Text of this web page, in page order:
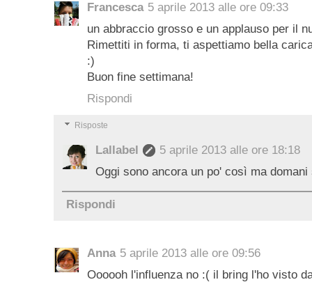
Francesca 5 aprile 2013 alle ore 09:33
un abbraccio grosso e un applauso per il
Rimettiti in forma, ti aspettiamo bella
:)
Buon fine settimana!
Rispondi
Risposte
Lallabel
5 aprile 2013 alle ore 18:18
Oggi sono ancora un po' così ma
Rispondi
Anna 5 aprile 2013 alle ore 09:56
Oooooh l'influenza no :( il bring l'ho visto